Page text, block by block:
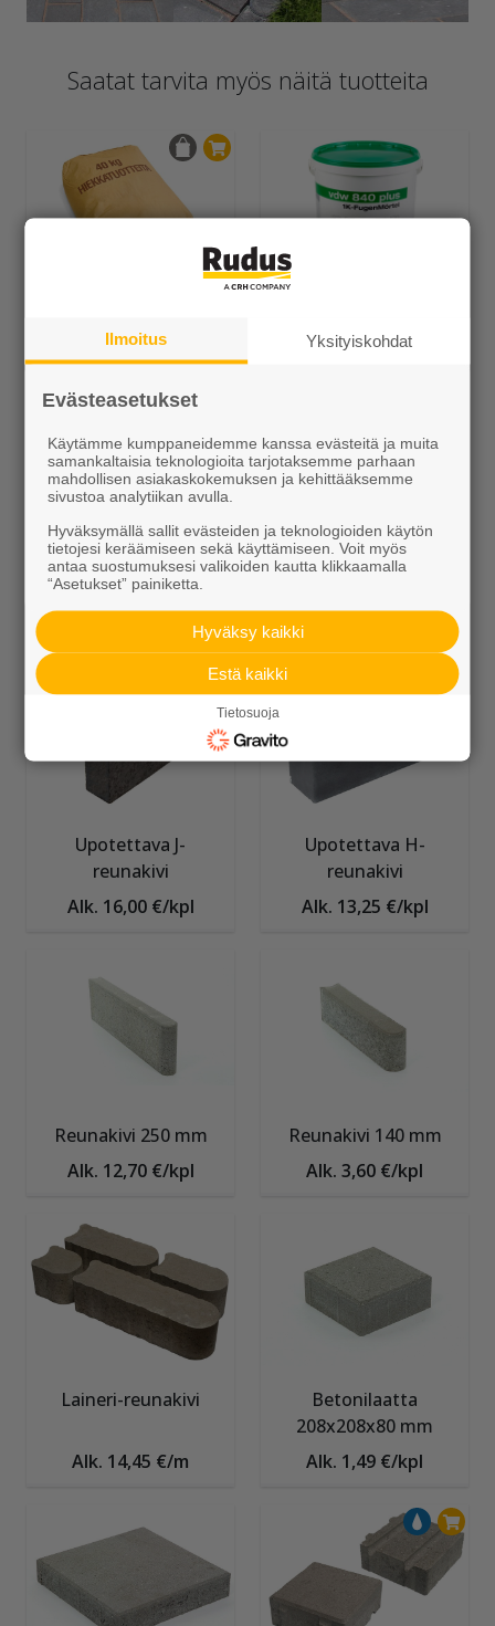
Saatat tarvita myös näitä tuotteita
Alk. 10,20 €/sk
Alk. 123,30 €/kpl
Kiviainekset
Alk. 109,95 €/sk
Alk. 141,50 €/sk
Upotettava J-
reunakivi
Alk. 16,00 €/kpl
Upotettava H-
reunakivi
Alk. 13,25 €/kpl
Reunakivi 250 mm
Alk. 12,70 €/kpl
Reunakivi 140 mm
Alk. 3,60 €/kpl
Laineri-reunakivi
Alk. 14,45 €/m
Betonilaatta
208x208x80 mm
Alk. 1,49 €/kpl
Ilmoitus Yksityiskohdat
Evästeasetukset
Käytämme kumppaneidemme kanssa evästeitä ja muita
samankaltaisia teknologioita tarjotaksemme parhaan
mahdollisen asiakaskokemuksen ja kehittääksemme
sivustoa analytiikan avulla.
Hyväksymällä sallit evästeiden ja teknologioiden käytön
tietojesi keräämiseen sekä käyttämiseen. Voit myös
antaa suostumuksesi valikoiden kautta klikkaamalla
“Asetukset” painiketta.
Hyväksy kaikki
Estä kaikki
Tietosuoja